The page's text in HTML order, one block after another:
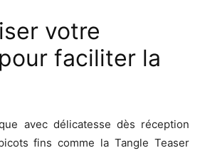
votre
faciliter la
avec délicatesse dès réception
fins comme la Tangle Teaser